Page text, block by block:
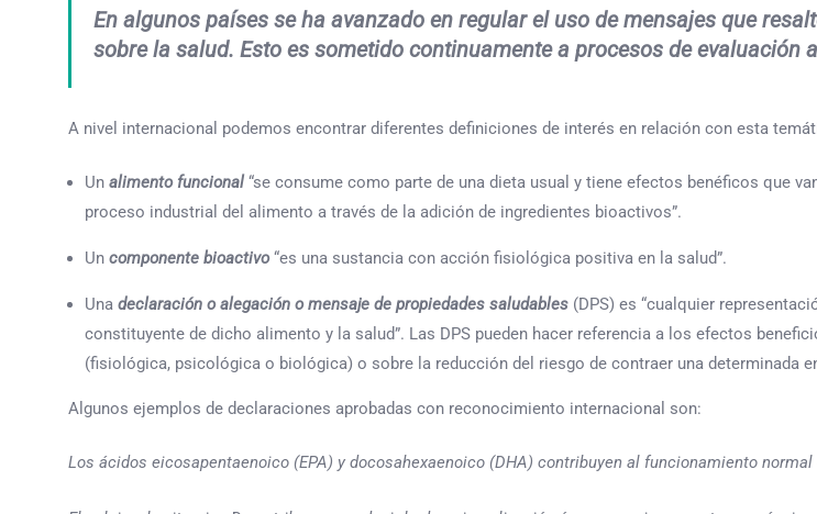
En algunos países se ha avanzado en regular el uso de mensajes que
sobre la salud. Esto es sometido continuamente a procesos de evaluación
A nivel internacional podemos encontrar diferentes definiciones de interés en relación con esta
Un alimento funcional “se consume como parte de una dieta usual y tiene efectos benéficos que
proceso industrial del alimento a través de la adición de ingredientes bioactivos”.
Un componente bioactivo“es una sustancia con acción fisiológica positiva en la salud”.
Una declaración o alegación o mensaje de propiedades saludables (DPS) es “cualquier
constituyente de dicho alimento y la salud”. Las DPS pueden hacer referencia a los efectos
(fisiológica, psicológica o biológica) o sobre la reducción del riesgo de contraer una determinada
Algunos ejemplos de declaraciones aprobadas con reconocimiento internacional son:
Los ácidos eicosapentaenoico (EPA) y docosahexaenoico (DHA) contribuyen al funcionamiento normal